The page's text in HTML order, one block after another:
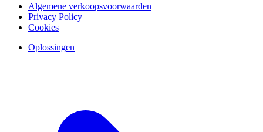
Algemene verkoopsvoorwaarden
Privacy Policy
Cookies
Oplossingen